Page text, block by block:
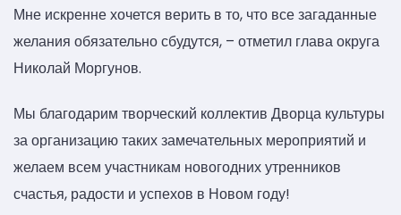
Мне искренне хочется верить в то, что все загаданные
желания обязательно сбудутся, – отметил глава округа
Николай Моргунов.
Мы благодарим творческий коллектив Дворца культуры
за организацию таких замечательных мероприятий и
желаем всем участникам новогодних утренников
счастья, радости и успехов в Новом году!